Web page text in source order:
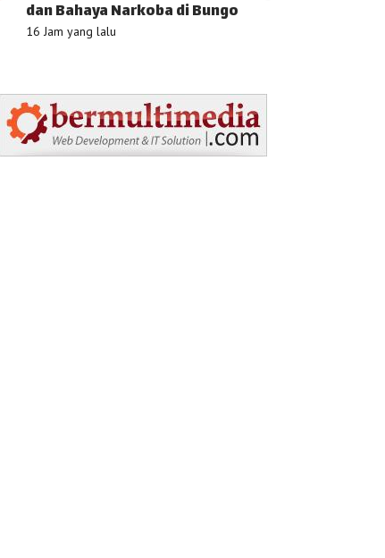
dan Bahaya Narkoba di Bungo
16 Jam yang lalu